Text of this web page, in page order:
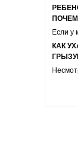
за
боязни
КАК
стоит
КОШЕК